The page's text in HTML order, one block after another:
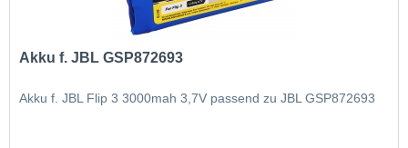
Akku f. JBL GSP872693
Akku f. JBL Flip 3 3000mah 3,7V passend zu JBL GSP872693